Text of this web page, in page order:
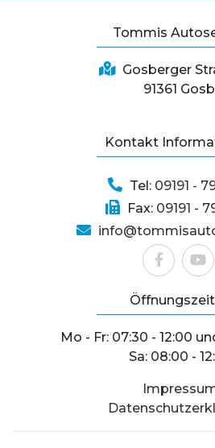
Tommis
Gosberger
91361
Kontakt
Tel:09191 -
Fax:09191 -
Mo - Fr: 07:30 - 12:00
Sa: 08:00 -